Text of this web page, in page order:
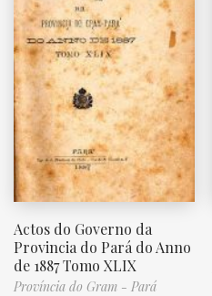
Actos do Governo da
Provincia do Pará do Anno
de 1887 Tomo XLIX
Província do Gram - Pará